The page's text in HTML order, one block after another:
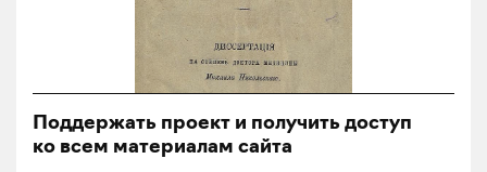
Поддержать проект и получить доступ
ко всем материалам сайта